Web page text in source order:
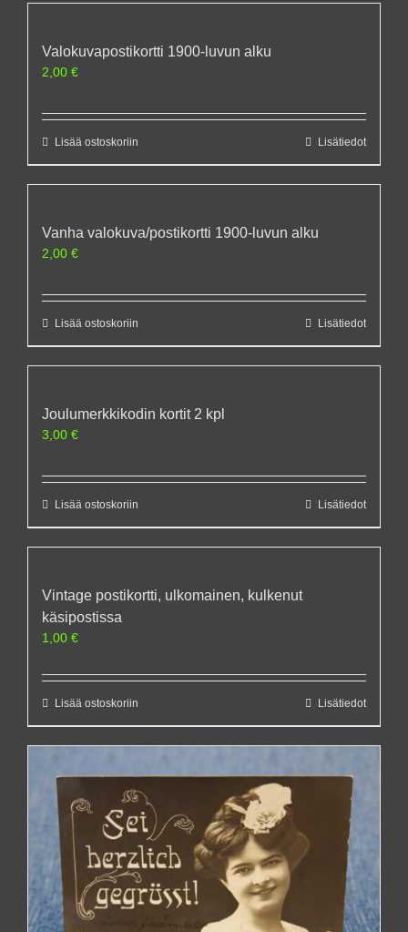
Valokuvapostikortti 1900-luvun alku
2,00 €
Lisää ostoskoriin Lisätiedot
Vanha valokuva/postikortti 1900-luvun alku
2,00 €
Lisää ostoskoriin Lisätiedot
Joulumerkkikodin kortit 2 kpl
3,00 €
Lisää ostoskoriin Lisätiedot
Vintage postikortti, ulkomainen, kulkenut
käsipostissa
1,00 €
Lisää ostoskoriin Lisätiedot